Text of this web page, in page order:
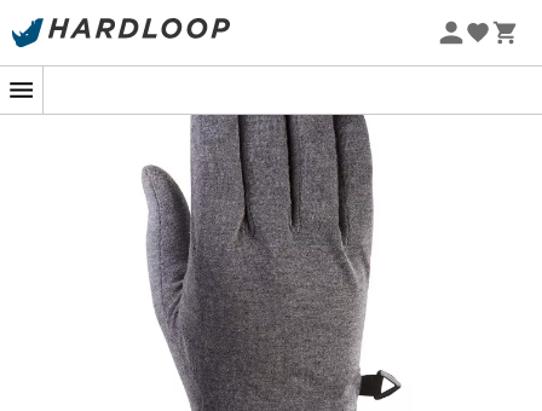
Promos d'été 🔥 -5 % EXTRA dès 2 produits* code Summer5
-5% Extra - Code Summer5